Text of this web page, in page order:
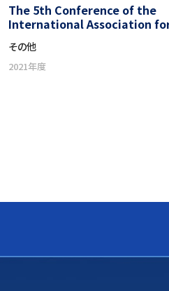
The 5th Conference of the
International Association
Japanese Philosophy “95
after the Birth of Nishida
Philosophy-‘Basho’ as
その他
2021年度